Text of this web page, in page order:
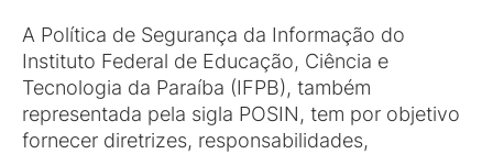
A Política de Segurança da Informação do
Instituto Federal de Educação, Ciência e
Tecnologia da Paraíba (IFPB), também
representada pela sigla POSIN, tem por objetivo
fornecer diretrizes, responsabilidades,